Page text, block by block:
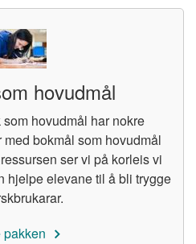
hovudmål
hovudmål har nokre
bokmål som hovudmål
ser vi på korleis vi
hjelpe elevane til å bli trygge